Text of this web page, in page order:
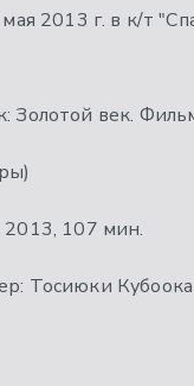
мая 2013 г. в к/т
Золотой век.
2013, 107 мин.
Тосиюки Кубоока